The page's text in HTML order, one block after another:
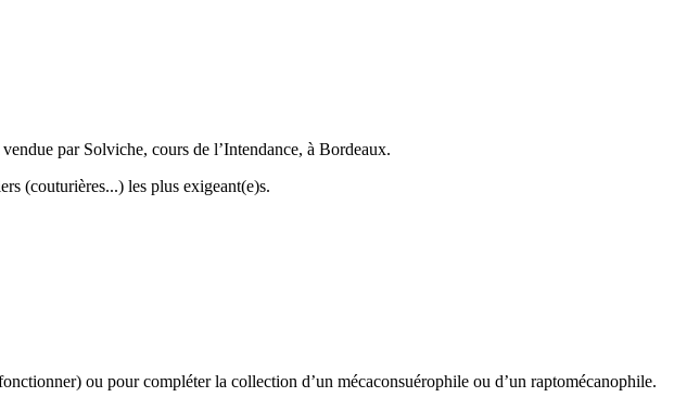
par Solviche, cours de l’Intendance, à Bordeaux.
(couturières...) les plus exigeant(e)s.
ou pour compléter la collection d’un mécaconsuérophile ou d’un raptomécanophile.